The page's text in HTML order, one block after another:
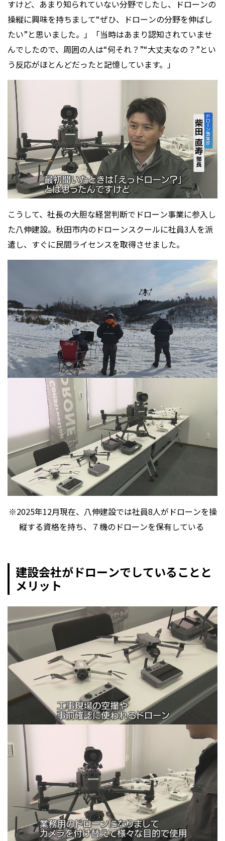
すけど、あまり知られていない分野でしたし、ドローンの
操縦に興味を持ちまして“ぜひ、ドローンの分野を伸ばし
たい”と思いました。」「当時はあまり認知されていませ
んでしたので、周囲の人は“何それ？”“大丈夫なの？”とい
う反応がほとんどだったと記憶しています。」
こうして、社長の大胆な経営判断でドローン事業に参入し
た八伸建設。秋田市内のドローンスクールに社員3人を派
遣し、すぐに民間ライセンスを取得させました。
※2025年12月現在、八伸建設では社員8人がドローンを操
縦する資格を持ち、７機のドローンを保有している
建設会社がドローンでしていることと
メリット